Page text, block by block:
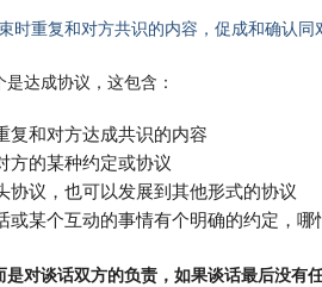
时重复和对方共识的内容，促成和确认
达成协议，这包含：
复和对方达成共识的内容
方的某种约定或协议
协议，也可以发展到其他形式的协议
或某个互动的事情有个明确的约定，哪
对谈话双方的负责，如果谈话最后没